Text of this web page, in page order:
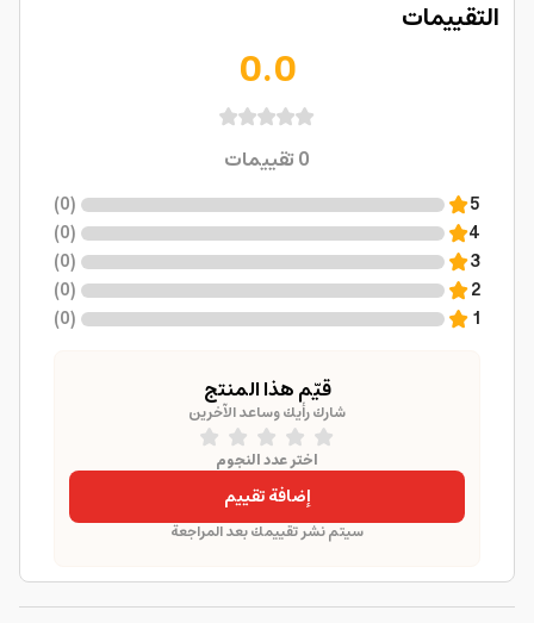
التقييمات
0.0
0تقييمات
5
(
0
)
4
(
0
)
3
(
0
)
2
(
0
)
1
(
0
)
قيّم هذا المنتج
شارك رأيك وساعد الآخرين
اختر عدد النجوم
إضافة تقييم
سيتم نشر تقييمك بعد المراجعة